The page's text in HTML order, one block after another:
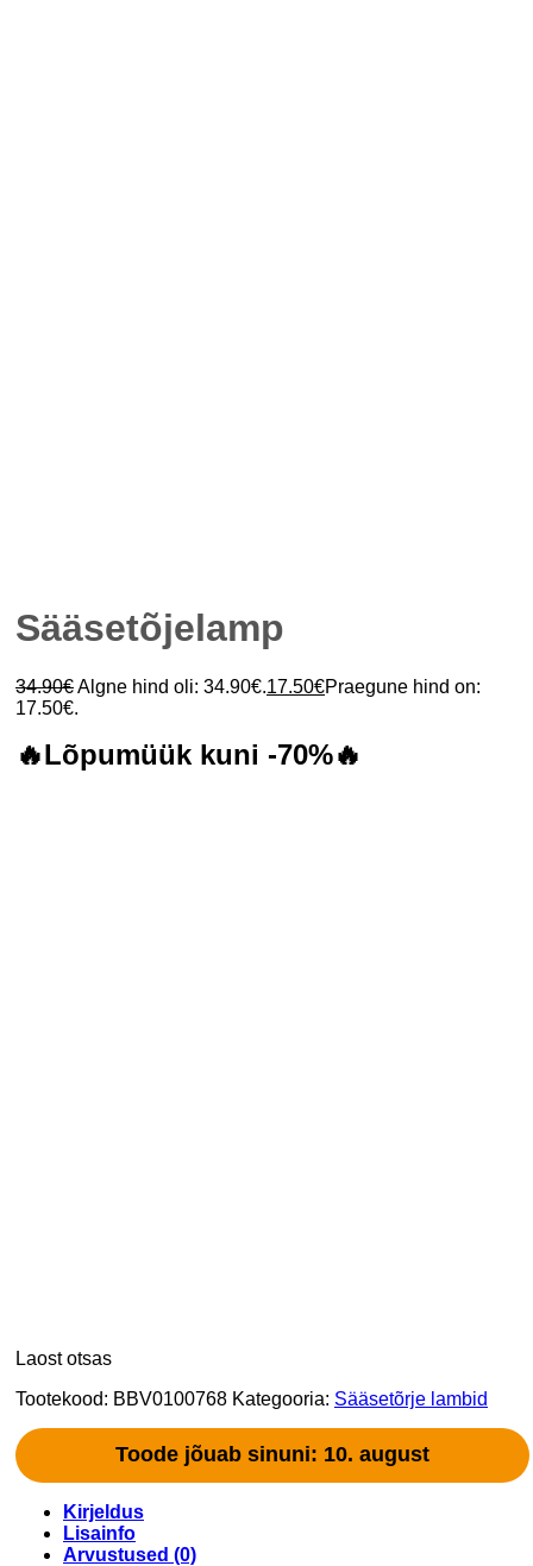
Sääsetõjelamp
34.90€Algne hind oli: 34.90€.17.50€Praegune hind on:
17.50€.
🔥Lõpumüük kuni -70%🔥
Laost otsas
Tootekood: BBV0100768 Kategooria: Sääsetõrje lambid
Toode jõuab sinuni: 10. august
Kirjeldus
Lisainfo
Arvustused (0)